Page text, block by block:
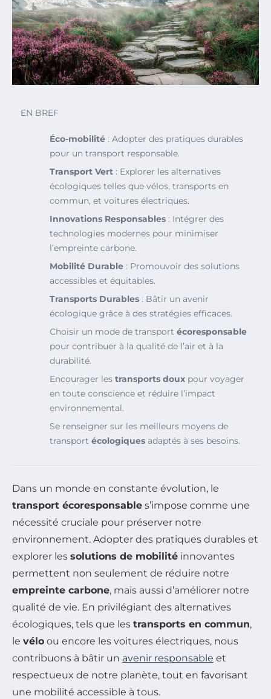
EN BREF
Éco-mobilité : Adopter des pratiques durables
pour un transport responsable.
Transport Vert : Explorer les alternatives
écologiques telles que vélos, transports en
commun, et voitures électriques.
Innovations Responsables : Intégrer des
technologies modernes pour minimiser
l’empreinte carbone.
Mobilité Durable : Promouvoir des solutions
accessibles et équitables.
Transports Durables : Bâtir un avenir
écologique grâce à des stratégies efficaces.
Choisir un mode de transport écoresponsable
pour contribuer à la qualité de l’air et à la
durabilité.
Encourager les transports doux pour voyager
en toute conscience et réduire l’impact
environnemental.
Se renseigner sur les meilleurs moyens de
transport écologiques adaptés à ses besoins.
Dans un monde en constante évolution, le
transport écoresponsable s’impose comme une
nécessité cruciale pour préserver notre
environnement. Adopter des pratiques durables et
explorer les solutions de mobilité innovantes
permettent non seulement de réduire notre
empreinte carbone, mais aussi d’améliorer notre
qualité de vie. En privilégiant des alternatives
écologiques, tels que les transports en commun,
le vélo ou encore les voitures électriques, nous
contribuons à bâtir un avenir responsable et
respectueux de notre planète, tout en favorisant
une mobilité accessible à tous.